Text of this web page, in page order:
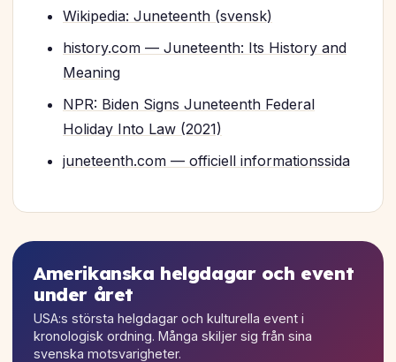
Wikipedia: Juneteenth (svensk)
history.com — Juneteenth: Its History and
Meaning
NPR: Biden Signs Juneteenth Federal
Holiday Into Law (2021)
juneteenth.com — officiell informationssida
Amerikanska helgdagar och event
under året
USA:s största helgdagar och kulturella event i
kronologisk ordning. Många skiljer sig från sina
svenska motsvarigheter.